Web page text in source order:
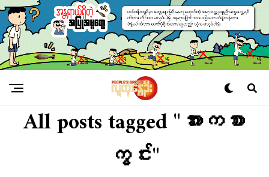
All posts tagged "အားကစား
ကွင်း"